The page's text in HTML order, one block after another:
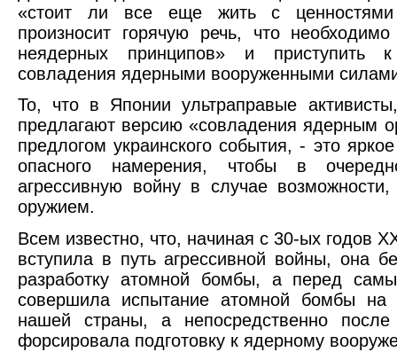
«стоит ли все еще жить с
произносит горячую речь, что
неядерных принципов» и приступить
совладения ядерными вооруженными
То, что в Японии ультраправые
предлагают версию «совладения ядерным
предлогом украинского события, - это
опасного намерения, чтобы в
агрессивную войну в случае
оружием.
Всем известно, что, начиная с 30-ых годов
вступила в путь агрессивной войны, она
разработку атомной бомбы, а перед
совершила испытание атомной бомбы на
нашей страны, а непосредственно
форсировала подготовку к ядерному